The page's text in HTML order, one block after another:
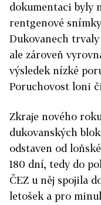
dokumentaci byly
rentgenové
Dukovanech
ale zároveň
výsledek nízké
Poruchovost loni
Zkraje nového
dukovanských
odstaven od
180 dní, tedy do
ČEZ u něj spojila
letošek a pro